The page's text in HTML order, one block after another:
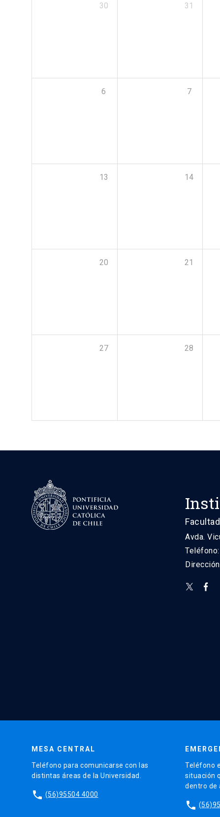
30 31
6 7
13 14
20 21
27 28
Avda.
MESA CENTRAL
Teléfono para comunicarse con las
distintas áreas de la Universidad.
phone (56)95504 4000
Teléfono
situación
dentro de
phone